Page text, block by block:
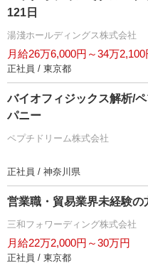
121日
湯淺ホールディングス株式会社
月給26万6,000円～34万2,100
正社員 / 東京都
バイオフィジックス解析/
パニー
ペプチドリーム株式会社
正社員 / 神奈川県
営業職・貿易業界未経験の
三和フォワーディング株式会社
月給22万2,000円～30万円
正社員 / 東京都